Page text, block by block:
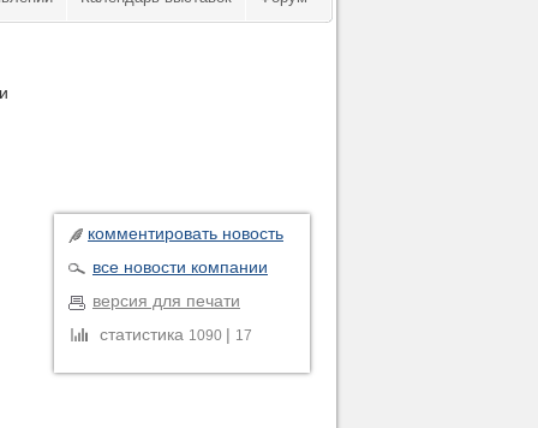
комментировать новость
все новости компании
версия для печати
статистика 1090 | 17